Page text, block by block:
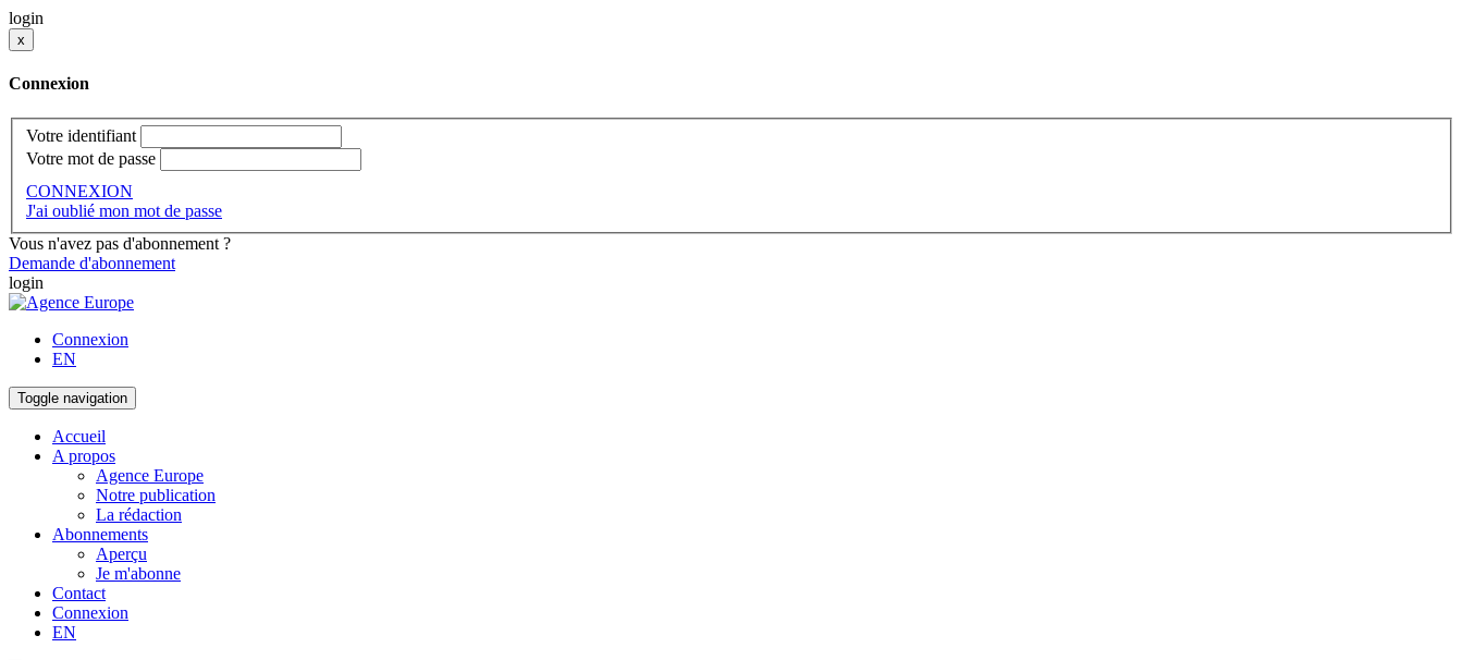
login
x
Connexion
Votre identifiant
Votre mot de passe
CONNEXION
J'ai oublié mon mot de passe
Vous n'avez pas d'abonnement ?
Demande d'abonnement
login
Connexion
EN
Toggle navigation
Accueil
A propos
Agence Europe
Notre publication
La rédaction
Abonnements
Aperçu
Je m'abonne
Contact
Connexion
EN